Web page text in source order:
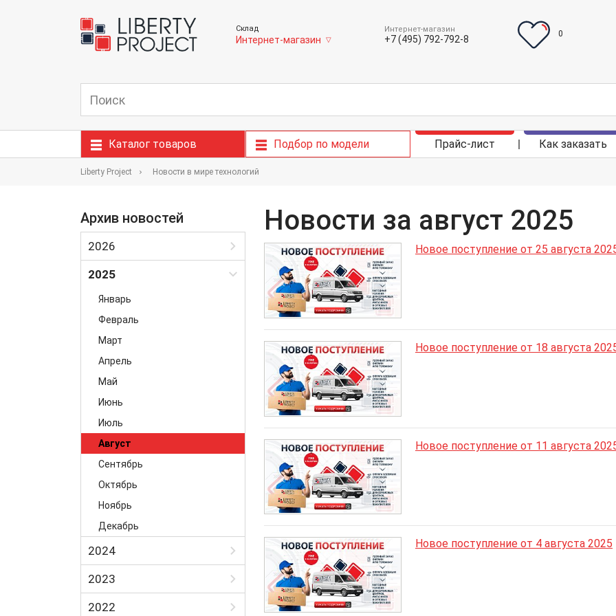
Склад
Интернет-магазин ▽
Интернет-магазин
+7 (495) 792-792-8
0
Каталог товаров Подбор по модели Прайс-лист Как заказать
Liberty Project Новости в мире технологий
Архив новостей
2026
Январь
2025
Январь
Февраль
Март
Апрель
Май
Июнь
Июль
Август
Сентябрь
Октябрь
Ноябрь
Декабрь
2024
Июль
Август
2023
Январь
2022
Новости за август 2025
Новое поступление от 25 августа
Новое поступление от 18 августа
Новое поступление от 11 августа
Новое поступление от 4 августа 2025